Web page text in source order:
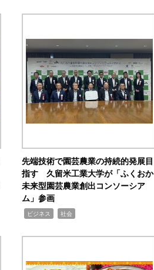
先端技術で園芸農業の持続的発展目
指す 久留米工業大学が「ふくおか
未来型園芸農業創出コンソーシア
ム」参画
ビジネス 社会